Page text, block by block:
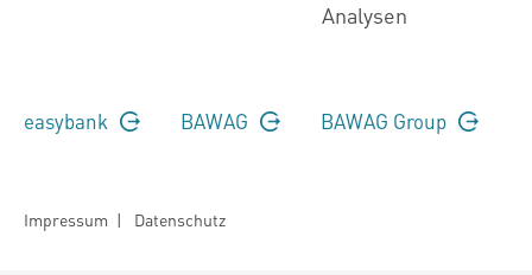
Analysen
easybank BAWAG BAWAG Group
Impressum | Datenschutz